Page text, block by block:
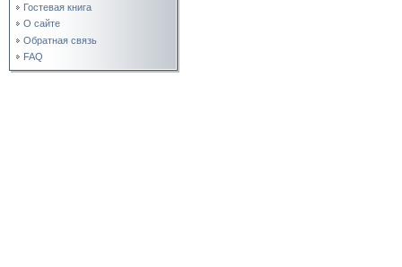
Гостевая книга
О сайте
Обратная связь
FAQ